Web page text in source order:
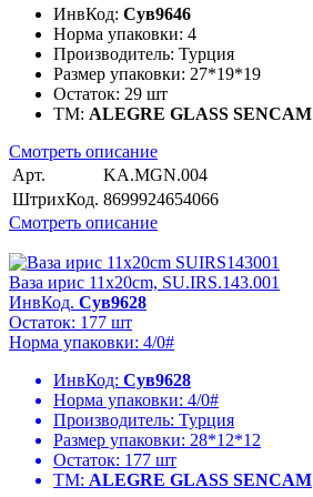
ИнвКод: Сув9646
Норма упаковки: 4
Производитель: Турция
Размер упаковки: 27*19*19
Остаток: 29 шт
ТМ: ALEGRE GLASS SENCAM
Смотреть описание
Арт.
KA.MGN.004
ШтрихКод. 8699924654066
Смотреть описание
Ваза ирис 11x20cm, SU.IRS.143.001
ИнвКод. Сув9628
Остаток: 177 шт
Норма упаковки: 4/0#
ИнвКод: Сув9628
Норма упаковки: 4/0#
Производитель: Турция
Размер упаковки: 28*12*12
Остаток: 177 шт
ТМ: ALEGRE GLASS SENCAM